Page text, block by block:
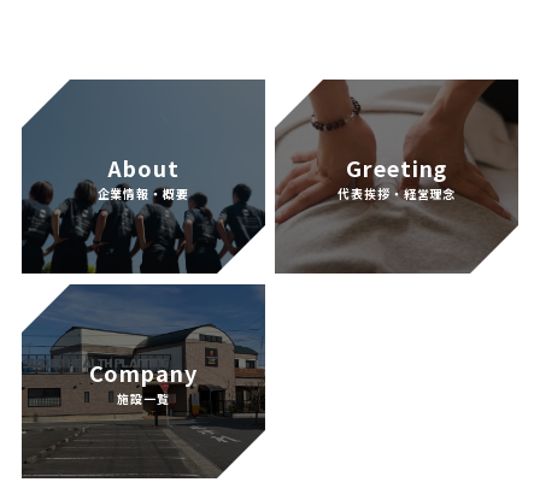
About
企業情報・概要
Greeting
代表挨拶・経営理念
Company
施設一覧